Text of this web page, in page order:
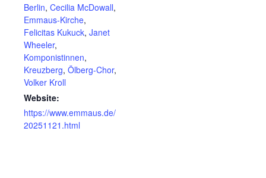
Berlin, Cecilia McDowall,
Emmaus-Kirche,
Felicitas Kukuck, Janet
Wheeler,
Komponistinnen,
Kreuzberg, Ölberg-Chor,
Volker Kroll
Website:
https://www.emmaus.de/
20251121.html